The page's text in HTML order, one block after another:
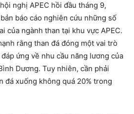
nghị APEC hồi đầu tháng 9,
báo cáo nghiên cứu những số
của ngành than tại khu vực APEC.
rằng than đá đóng một vai trò
ứng về nhu cầu năng lương của
Dương. Tuy nhiên, cần phải
đá xuống không quá 20% trong